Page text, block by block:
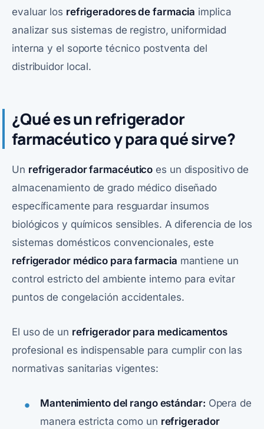
evaluar los refrigeradores de farmacia implica
analizar sus sistemas de registro, uniformidad
interna y el soporte técnico postventa del
distribuidor local.
¿Qué es un refrigerador
farmacéutico y para qué sirve?
Un refrigerador farmacéutico es un dispositivo de
almacenamiento de grado médico diseñado
específicamente para resguardar insumos
biológicos y químicos sensibles. A diferencia de los
sistemas domésticos convencionales, este
refrigerador médico para farmacia mantiene un
control estricto del ambiente interno para evitar
puntos de congelación accidentales.
El uso de un refrigerador para medicamentos
profesional es indispensable para cumplir con las
normativas sanitarias vigentes:
Mantenimiento del rango estándar: Opera de
manera estricta como un refrigerador